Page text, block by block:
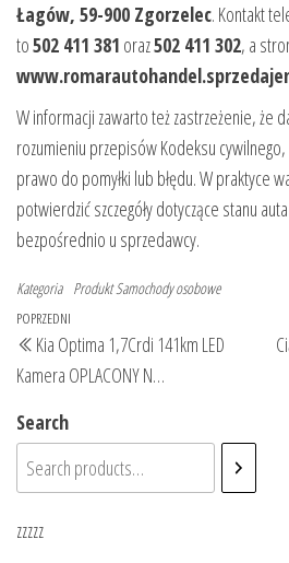
Łagów, 59-900 Zgorzelec. Kontakt
to502 411 381 oraz502 411 302, a
W informacji zawarto też zastrzeżenie, że
rozumieniu przepisów Kodeksu
prawo do pomyłki lub błędu. W praktyce
potwierdzić szczegóły dotyczące stanu
bezpośrednio u sprzedawcy.
Kategoria ProduktSamochody osobowe
Nawigacja
wpisu
Poprzedni
wpis
POPRZEDNI
Kia Optima 1,7Crdi 141km LED
Kamera OPLACONY N…
Search
zzzzz